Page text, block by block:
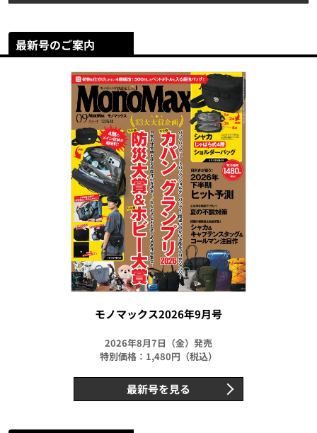
最新号のご案内
モノマックス2026年9月号
2026年8月7日（金）発売
特別価格：1,480円（税込）
最新号を見る